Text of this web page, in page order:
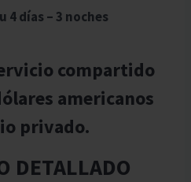
4 días – 3 noches
compartido
americanos
privado.
DETALLADO